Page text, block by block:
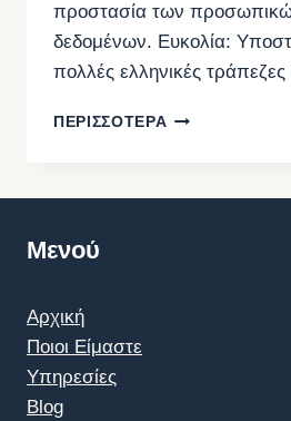
προστασία των
δεδομένων. Ευκολία:
πολλές ελληνικές
ΠΕΡΙΣΣΟΤΕΡΑ ΕΦΚΑ:
Μενού
Αρχική
Ποιοι Είμαστε
Υπηρεσίες
Blog